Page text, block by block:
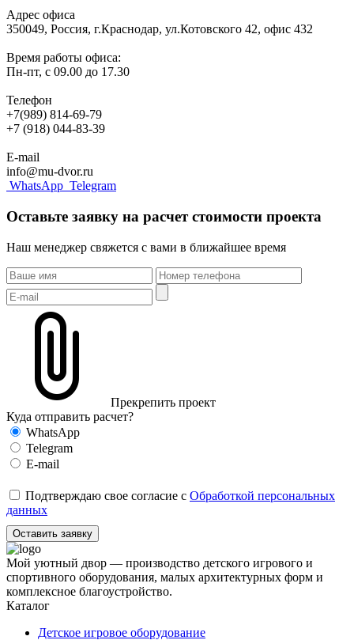
Адрес офиса
350049, Россия, г.Краснодар, ул.Котовского 42, офис 432
Время работы офиса:
Пн-пт, с 09.00 до 17.30
Телефон
+7(989) 814-69-79
+7 (918) 044-83-39
E-mail
info@mu-dvor.ru
WhatsApp Telegram
Оставьте заявку на расчет стоимости проекта
Наш менеджер свяжется с вами в ближайшее время
Прекрепить проект
Куда отправить расчет?
WhatsApp
Telegram
E-mail
Подтверждаю свое согласие с Обработкой персональных
данных
Оставить заявку
Мой уютный двор — производство детского игрового и
спортивного оборудования, малых архитектурных форм и
комплексное благоустройство.
Каталог
Детское игровое оборудование